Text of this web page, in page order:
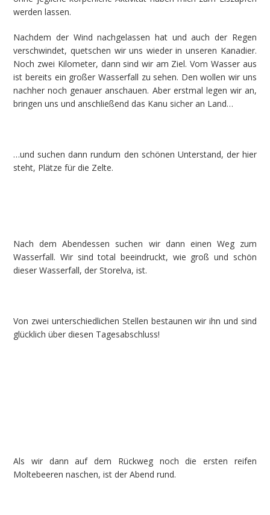
werden lassen.
Nachdem der Wind nachgelassen hat und auch der Regen
verschwindet, quetschen wir uns wieder in unseren Kanadier.
Noch zwei Kilometer, dann sind wir am Ziel. Vom Wasser aus
ist bereits ein großer Wasserfall zu sehen. Den wollen wir uns
nachher noch genauer anschauen. Aber erstmal legen wir an,
bringen uns und anschließend das Kanu sicher an Land…
…und suchen dann rundum den schönen Unterstand, der hier
steht, Plätze für die Zelte.
Nach dem Abendessen suchen wir dann einen Weg zum
Wasserfall. Wir sind total beeindruckt, wie groß und schön
dieser Wasserfall, der Storelva, ist.
Von zwei unterschiedlichen Stellen bestaunen wir ihn und sind
glücklich über diesen Tagesabschluss!
Als wir dann auf dem Rückweg noch die ersten reifen
Moltebeeren naschen, ist der Abend rund.